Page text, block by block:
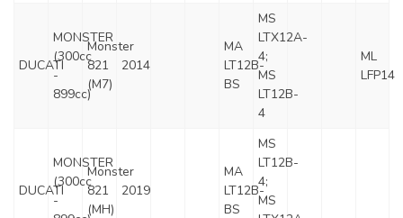
DUCATI
MONSTER
(300cc
-
899cc)
Monster
821
(M7)
2014
MA
LT12B-
BS
MS
LTX12A-
4;
MS
LT12B-
4
ML
LFP14
DUCATI
MONSTER
(300cc
-
Monster
821
(MH)
2019
MA
LT12B-
BS
MS
LT12B-
4;
MS